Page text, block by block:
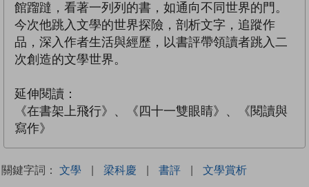
館蹓躂，看著一列列的書，如通向不同世界的門。
今次他跳入文學的世界探險，剖析文字，追蹤作
品，深入作者生活與經歷，以書評帶領讀者跳入二
次創造的文學世界。
延伸閱讀：
《在書架上飛行》、《四十一雙眼睛》、《閱讀與
寫作》
關鍵字詞： 文學 | 梁科慶 | 書評 | 文學賞析